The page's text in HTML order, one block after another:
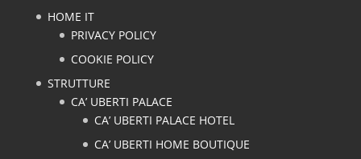
HOME IT
PRIVACY POLICY
COOKIE POLICY
STRUTTURE
CA’ UBERTI PALACE
CA’ UBERTI PALACE HOTEL
CA’ UBERTI HOME BOUTIQUE